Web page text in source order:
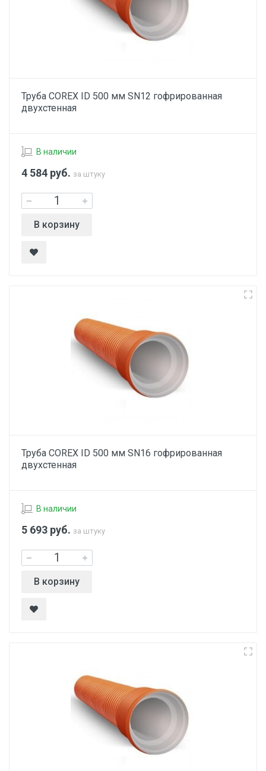
Труба COREX ID 500 мм SN12 гофрированная
двухстенная
В наличии
4 584 руб. за штуку
В корзину
Труба COREX ID 500 мм SN16 гофрированная
двухстенная
В наличии
5 693 руб. за штуку
В корзину